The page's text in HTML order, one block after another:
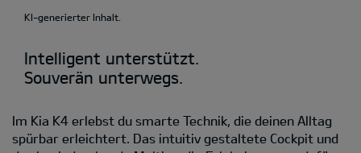
KI-generierter Inhalt.
Intelligent unterstützt.
Souverän unterwegs.
Im Kia K4 erlebst du smarte Technik, die deinen Alltag
spürbar erleichtert. Das intuitiv gestaltete Cockpit und